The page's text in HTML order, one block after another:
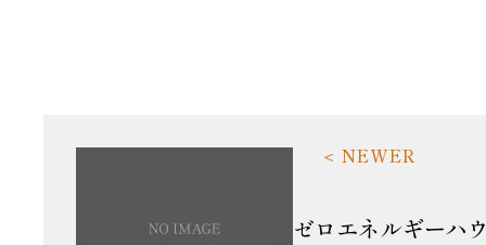
ゼロエネルギーハ